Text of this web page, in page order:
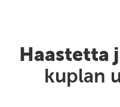
Haastetta
kuplan